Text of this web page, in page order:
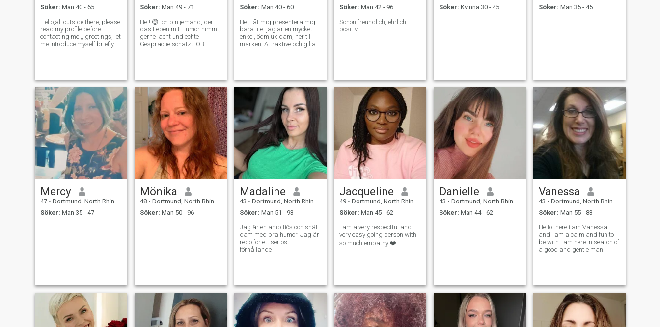
Söker: Man 40 - 65
Hello,all outside there, please
read my profile before
contacting me ,, greetings, let
me introduce myself briefly, I
fearing too, yes on
Söker: Man 49 - 71
Hej! 😊 Ich bin jemand, der
das Leben mit Humor nimmt,
gerne lacht und echte
Gespräche schätzt. OB
Gesellschaft! ICH bin
neugierig, offen für Neues
und finde, dass das Leben
zu kurz ist, um es alleine zu
verbringen. Wenn du lust har
auf ehrliche Vibes,
gemeinsames Lachen und
vielleicht ein bisschen
Verrückt sein zusammen –
🙌
Söker: Man 40 - 60
Hej, låt mig presentera mig
bara lite, jag är en mycket
enkel, ödmjuk dam, ner till
marken, Attraktive och gillar
också säga, jag en mycket
romantisk Lady och härlig
också. Slutligen, från botten
av mitt hjärta, jag tackar
tacka dig för att du läst min
profil. Må Gud ge er alla.
Söker: Man 42 - 96
Schön,freundlich, ehrlich,
positiv
Söker: Kvinna 30 - 45
Söker: Man 35 - 45
Mercy
47 • Dortmund, North Rhine-Westphalia, Tyskland
Söker: Man 35 - 47
Mönika
48 • Dortmund, North Rhine-Westphalia, Tyskland
Söker: Man 50 - 96
Madaline
43 • Dortmund, North Rhine-Westphalia, Tyskland
Söker: Man 51 - 93
Jag är en ambitiös och snäll
dam med bra humor. Jag är
redo för ett seriöst
förhållande
Jacqueline
49 • Dortmund, North Rhine-Westphalia, Tyskland
Söker: Man 45 - 62
I am a very respectful and
very easy going person with
so much empathy ❤️
Danielle
43 • Dortmund, North Rhine-Westphalia, Tyskland
Söker: Man 44 - 62
Vanessa
43 • Dortmund, North Rhine-Westphalia, Tyskland
Söker: Man 55 - 83
Hello there i am Vanessa
and i am a calm and fun to
be with i am here in search of
a good and gentle man.